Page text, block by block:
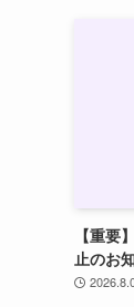
【重要
止のお